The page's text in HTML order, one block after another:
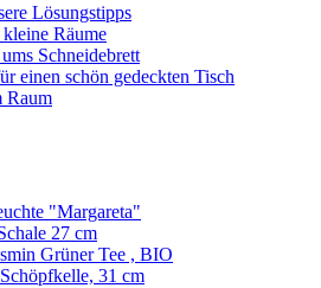
Lösungstipps
Räume
Schneidebrett
einen schön gedeckten Tisch
Raum
"Margareta"
27 cm
Grüner Tee , BIO
31 cm